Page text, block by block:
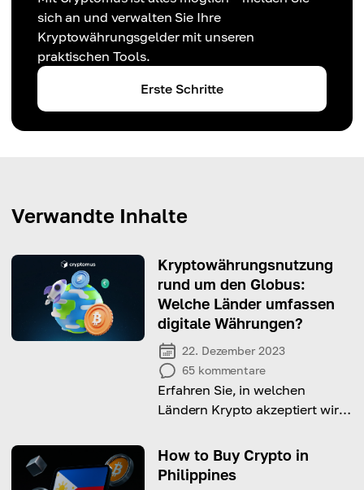
sich an und verwalten Sie Ihre
Kryptowährungsgelder mit unseren
praktischen Tools.
Erste Schritte
Verwandte Inhalte
Kryptowährungsnutzung
rund um den Globus:
Welche Länder umfassen
digitale Währungen?
22. Dezember 2023
65 kommentare
Erfahren Sie, in welchen
Ländern Krypto akzeptiert wird,
immer Sie möchten
How to Buy Crypto in
Philippines